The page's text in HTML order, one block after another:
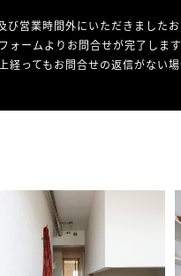
び営業時間外にいただきました
ォームよりお問合せが完了しま
経ってもお問合せの返信がない